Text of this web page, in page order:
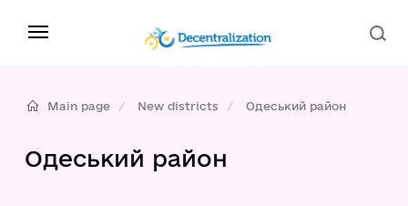
Main page New districts Одеський район
Одеський район